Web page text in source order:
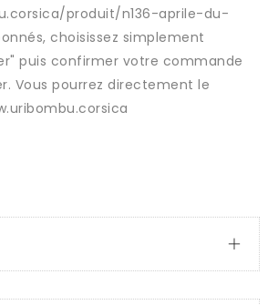
produit/n136-aprile-du-
choisissez simplement
puis confirmer votre commande
Vous pourrez directement le